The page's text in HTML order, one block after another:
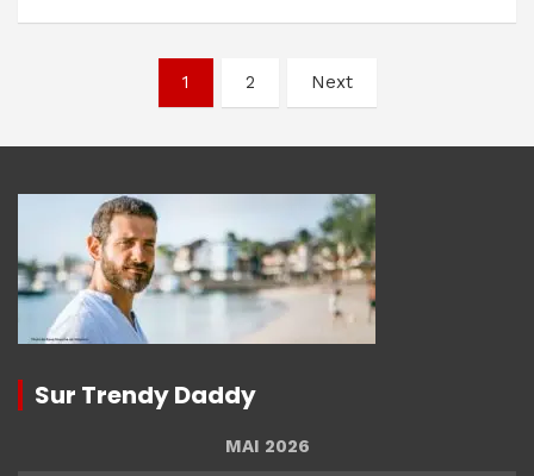
articles
1 2 Next
Sur Trendy Daddy
MAI 2026